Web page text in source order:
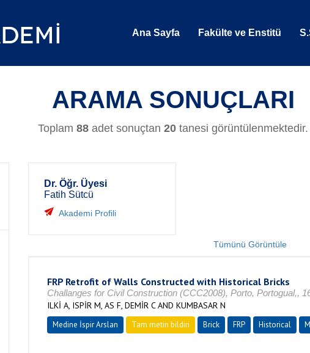
Ana Sayfa Fakülte ve Enstitü
ARAMA SONUÇLARI
Toplam 88 adet sonuçtan 20 tanesi görüntülenmektedir.
Dr. Öğr. Üyesi
Fatih Sütcü
Akademi Profili
Tümünü Görüntüle
FRP Retrofit of Walls Constructed with Historical Bricks
Challanges for Civil Construction (CCC2008), Porto, Portogual,,
ILKİ A, ISPİR M, AS F, DEMİR C AND KUMBASAR N
Medine İspir Arslan Tam metin bildiri Brick FRP Historical